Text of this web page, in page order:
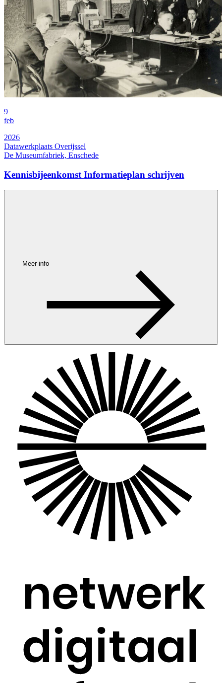
9
feb
2026
Datawerkplaats Overijssel
De Museumfabriek, Enschede
Kennisbijeenkomst Informatieplan schrijven
Meer info